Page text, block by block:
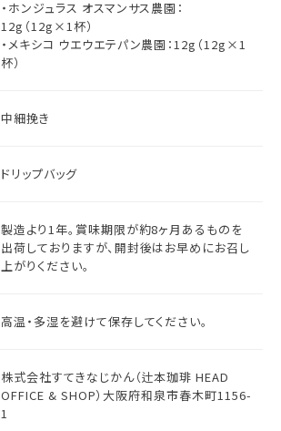
・ホンジュラス オスマンサス農園：
12g（12g×1杯）
・メキシコ ウエウエテパン農園：12g（12g×1
杯）
中細挽き
ドリップバッグ
製造より1年。賞味期限が約8ヶ月あるものを
出荷しておりますが、開封後はお早めにお召し
上がりください。
高温・多湿を避けて保存してください。
株式会社すてきなじかん（辻本珈琲 HEAD
OFFICE & SHOP）大阪府和泉市春木町1156-
1